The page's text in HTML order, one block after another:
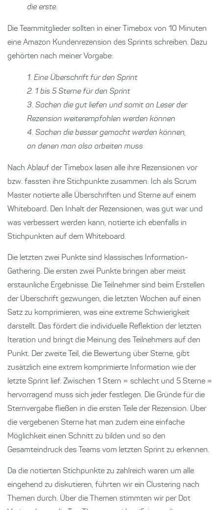
die erste.
Die Teammitglieder sollten in einer Timebox von 10 Minuten
eine Amazon Kundenrezension des Sprints schreiben. Dazu
gehörten nach meiner Vorgabe:
1. Eine Überschrift für den Sprint
2. 1 bis 5 Sterne für den Sprint
3. Sachen die gut liefen und somit an Leser der
Rezension weiterempfohlen werden können
4. Sachen die besser gemacht werden können,
an denen man also arbeiten muss
Nach Ablauf der Timebox lasen alle ihre Rezensionen vor
bzw. fassten ihre Stichpunkte zusammen. Ich als Scrum
Master notierte alle Überschriften und Sterne auf einem
Whiteboard. Den Inhalt der Rezensionen, was gut war und
was verbessert werden kann, notierte ich ebenfalls in
Stichpunkten auf dem Whiteboard.
Die letzten zwei Punkte sind klassisches Information-
Gathering. Die ersten zwei Punkte bringen aber meist
erstaunliche Ergebnisse. Die Teilnehmer sind beim Erstellen
der Überschrift gezwungen, die letzten Wochen auf einen
Satz zu komprimieren, was eine extreme Schwierigkeit
darstellt. Das fördert die individuelle Reflektion der letzten
Iteration und bringt die Meinung des Teilnehmers auf den
Punkt. Der zweite Teil, die Bewertung über Sterne, gibt
zusätzlich eine extrem komprimierte Information wie der
letzte Sprint lief. Zwischen 1 Stern = schlecht und 5 Sterne =
hervorragend muss sich jeder festlegen. Die Gründe für die
Sternvergabe fließen in die ersten Teile der Rezension. Über
die vergebenen Sterne hat man zudem eine einfache
Möglichkeit einen Schnitt zu bilden und so den
Gesamteindruck des Teams vom letzten Sprint zu erkennen.
Da die notierten Stichpunkte zu zahlreich waren um alle
eingehend zu diskutieren, führten wir ein Clustering nach
Themen durch. Über die Themen stimmten wir per Dot